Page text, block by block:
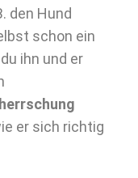
den Hund
schon ein
ihn und er
er sich richtig